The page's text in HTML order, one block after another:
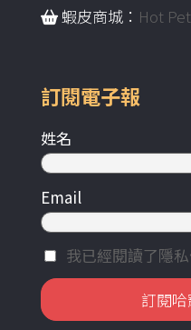
蝦皮商城： Hot
訂閱電子報
姓名
Email
我已經閱讀了隱